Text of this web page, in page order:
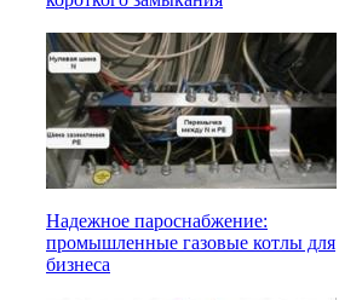
Надежное пароснабжение:
промышленные газовые котлы для
бизнеса